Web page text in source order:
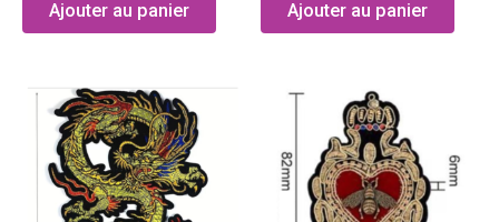
Ajouter au panier Ajouter au panier